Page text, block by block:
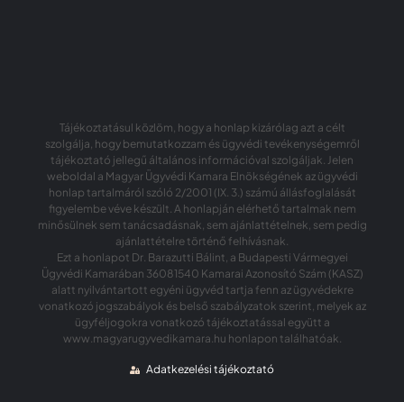
Tájékoztatásul közlöm, hogy a honlap kizárólag azt a célt
szolgálja, hogy bemutatkozzam és ügyvédi tevékenységemről
tájékoztató jellegű általános információval szolgáljak. Jelen
weboldal a Magyar Ügyvédi Kamara Elnökségének az ügyvédi
honlap tartalmáról szóló 2/2001 (IX. 3.) számú állásfoglalását
figyelembe véve készült. A honlapján elérhető tartalmak nem
minősülnek sem tanácsadásnak, sem ajánlattételnek, sem pedig
ajánlattételre történő felhívásnak.
Ezt a honlapot Dr. Barazutti Bálint, a Budapesti Vármegyei
Ügyvédi Kamarában 36081540 Kamarai Azonosító Szám (KASZ)
alatt nyilvántartott egyéni ügyvéd tartja fenn az ügyvédekre
vonatkozó jogszabályok és belső szabályzatok szerint, melyek az
ügyféljogokra vonatkozó tájékoztatással együtt a
www.magyarugyvedikamara.hu honlapon találhatóak.
Adatkezelési tájékoztató